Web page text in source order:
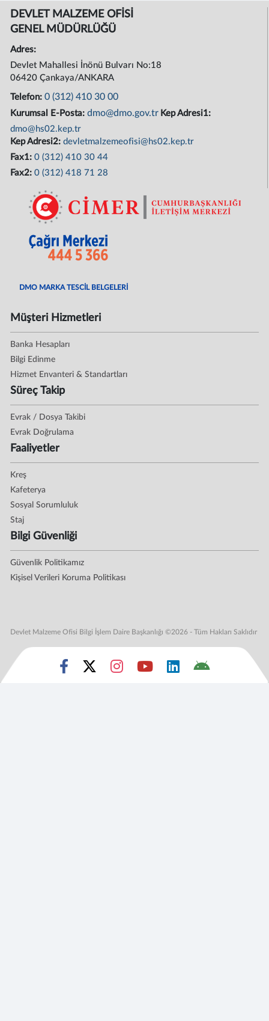
DEVLET MALZEME OFİSİ
GENEL MÜDÜRLÜĞÜ
Adres:
Devlet Mahallesi İnönü Bulvarı No:18
06420 Çankaya/ANKARA
Telefon:0 (312) 410 30 00
Kurumsal E-Posta:dmo@dmo.gov.tr Kep Adresi1:
dmo@hs02.kep.tr
Kep Adresi2:devletmalzemeofisi@hs02.kep.tr
Fax1:0 (312) 410 30 44
Fax2:0 (312) 418 71 28
DMO MARKA TESCİL BELGELERİ
Müşteri Hizmetleri
Banka Hesapları
Bilgi Edinme
Hizmet Envanteri & Standartları
Süreç Takip
Evrak / Dosya Takibi
Evrak Doğrulama
Faaliyetler
Kreş
Kafeterya
Sosyal Sorumluluk
Staj
Bilgi Güvenliği
Güvenlik Politikamız
Kişisel Verileri Koruma Politikası
Devlet Malzeme Ofisi Bilgi İşlem Daire Başkanlığı ©2026 - Tüm Hakları Saklıdır